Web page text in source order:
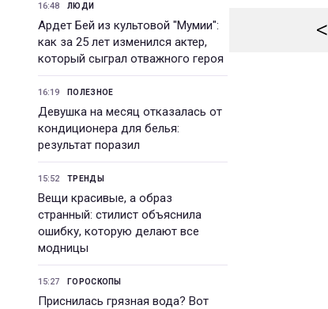
16:48 ЛЮДИ
Ардет Бей из культовой "Мумии":
как за 25 лет изменился актер,
который сыграл отважного героя
16:19 ПОЛЕЗНОЕ
Девушка на месяц отказалась от
кондиционера для белья:
результат поразил
15:52 ТРЕНДЫ
Вещи красивые, а образ
странный: стилист объяснила
ошибку, которую делают все
модницы
15:27 ГОРОСКОПЫ
Приснилась грязная вода? Вот
<